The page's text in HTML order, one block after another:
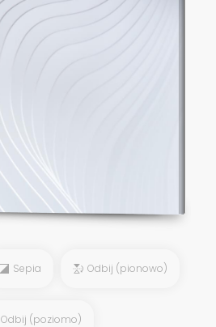
Sepia Odbij (pionowo)
Odbij (poziomo)